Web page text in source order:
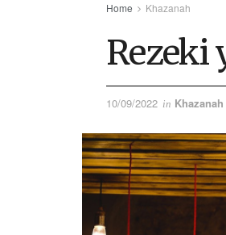
Home Khazanah
Rezeki
10/09/2022 in Khazanah